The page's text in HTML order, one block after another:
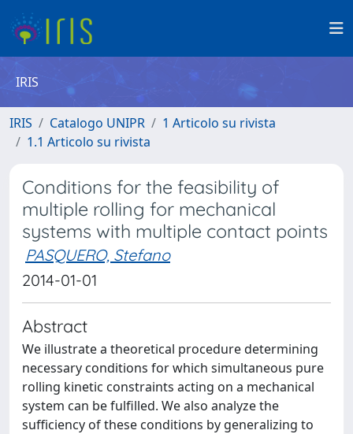
IRIS
IRIS Catalogo UNIPR
1 Articolo su rivista
1.1 Articolo su rivista
Conditions for the feasibility of
multiple rolling for mechanical
systems with multiple contact points
PASQUERO, Stefano
2014-01-01
Abstract
We illustrate a theoretical procedure determining
necessary conditions for which simultaneous pure
rolling kinetic constraints acting on a mechanical
system can be fulfilled. We also analyze the
sufficiency of these conditions by generalizing to